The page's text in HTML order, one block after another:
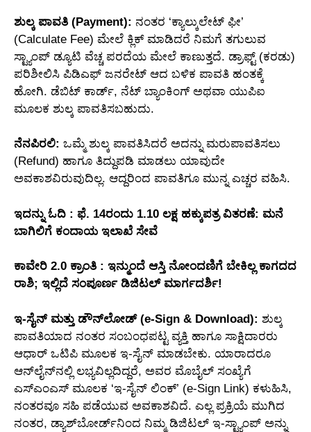
ಶುಲ್ಕ ಪಾವತಿ (Payment): ನಂತರ ‘ಕ್ಯಾಲ್ಕುಲೇಟ್ ಫೀ’
(Calculate Fee) ಮೇಲೆ ಕ್ಲಿಕ್ ಮಾಡಿದರೆ ನಿಮಗೆ ತಗುಲುವ
ಸ್ಟ್ಯಾಂಪ್ ಡ್ಯೂಟಿ ವೆಚ್ಚ ಪರದೆಯ ಮೇಲೆ ಕಾಣುತ್ತದೆ. ಡ್ರಾಫ್ಟ್ (ಕರಡು)
ಪರಿಶೀಲಿಸಿ ಪಿಡಿಎಫ್ ಜನರೇಟ್ ಆದ ಬಳಿಕ ಪಾವತಿ ಹಂತಕ್ಕೆ
ಹೋಗಿ. ಡೆಬಿಟ್ ಕಾರ್ಡ್, ನೆಟ್ ಬ್ಯಾಂಕಿಂಗ್ ಅಥವಾ ಯುಪಿಐ
ಮೂಲಕ ಶುಲ್ಕ ಪಾವತಿಸಬಹುದು.
ನೆನಪಿರಲಿ: ಒಮ್ಮೆ ಶುಲ್ಕ ಪಾವತಿಸಿದರೆ ಅದನ್ನು ಮರುಪಾವತಿಸಲು
(Refund) ಹಾಗೂ ತಿದ್ದುಪಡಿ ಮಾಡಲು ಯಾವುದೇ
ಅವಕಾಶವಿರುವುದಿಲ್ಲ. ಆದ್ದರಿಂದ ಪಾವತಿಗೂ ಮುನ್ನ ಎಚ್ಚರ ವಹಿಸಿ.
ಇದನ್ನು ಓದಿ : ಫೆ. 14ರಂದು 1.10 ಲಕ್ಷ ಹಕ್ಕುಪತ್ರ ವಿತರಣೆ: ಮನೆ
ಬಾಗಿಲಿಗೆ ಕಂದಾಯ ಇಲಾಖೆ ಸೇವೆ
ಕಾವೇರಿ 2.0 ಕ್ರಾಂತಿ : ಇನ್ಮುಂದೆ ಆಸ್ತಿ ನೋಂದಣಿಗೆ ಬೇಕಿಲ್ಲ ಕಾಗದದ
ರಾಶಿ; ಇಲ್ಲಿದೆ ಸಂಪೂರ್ಣ ಡಿಜಿಟಲ್ ಮಾರ್ಗದರ್ಶಿ!
ಇ-ಸೈನ್ ಮತ್ತು ಡೌನ್‌ಲೋಡ್ (e-Sign & Download): ಶುಲ್ಕ
ಪಾವತಿಯಾದ ನಂತರ ಸಂಬಂಧಪಟ್ಟ ವ್ಯಕ್ತಿ ಹಾಗೂ ಸಾಕ್ಷಿದಾರರು
ಆಧಾರ್ ಒಟಿಪಿ ಮೂಲಕ ಇ-ಸೈನ್ ಮಾಡಬೇಕು. ಯಾರಾದರೂ
ಆನ್‌ಲೈನ್‌ನಲ್ಲಿ ಲಭ್ಯವಿಲ್ಲದಿದ್ದರೆ, ಅವರ ಮೊಬೈಲ್ ಸಂಖ್ಯೆಗೆ
ಎಸ್ಎಂಎಸ್ ಮೂಲಕ ‘ಇ-ಸೈನ್ ಲಿಂಕ್’ (e-Sign Link) ಕಳುಹಿಸಿ,
ನಂತರವೂ ಸಹಿ ಪಡೆಯುವ ಅವಕಾಶವಿದೆ. ಎಲ್ಲ ಪ್ರಕ್ರಿಯೆ ಮುಗಿದ
ನಂತರ, ಡ್ಯಾಶ್‌ಬೋರ್ಡ್‌ನಿಂದ ನಿಮ್ಮ ಡಿಜಿಟಲ್ ಇ-ಸ್ಟ್ಯಾಂಪ್‌ ಅನ್ನು